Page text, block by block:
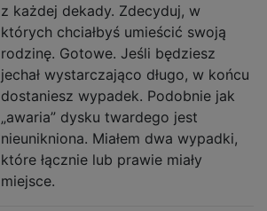
z każdej dekady. Zdecyduj, w
których chciałbyś umieścić swoją
rodzinę. Gotowe. Jeśli będziesz
jechał wystarczająco długo, w końcu
dostaniesz wypadek. Podobnie jak
„awaria” dysku twardego jest
nieunikniona. Miałem dwa wypadki,
które łącznie lub prawie miały
miejsce.